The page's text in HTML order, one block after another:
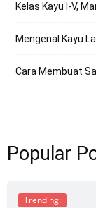
Kelas Kayu I-V,
Mengenal Kayu
Cara Membuat
Popular
Trending: